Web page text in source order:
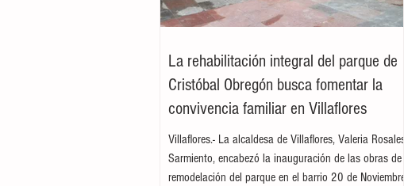
La rehabilitación integral del parque de
Cristóbal Obregón busca fomentar la
convivencia familiar en Villaflores
Villaflores.- La alcaldesa de Villaflores, Valeria Rosales
Sarmiento, encabezó la inauguración de las obras de
remodelación del parque en el barrio 20 de Noviembre,